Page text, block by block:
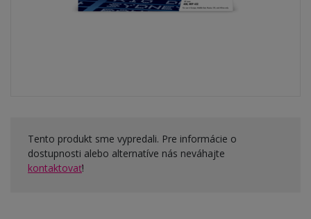
Tento produkt sme vypredali. Pre informácie o
dostupnosti alebo alternatíve nás neváhajte
kontaktovať!